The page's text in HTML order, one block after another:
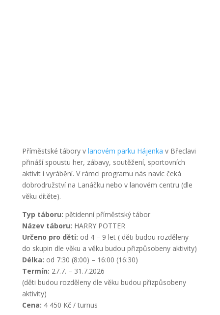
Příměstské tábory v lanovém parku Hájenka v Břeclavi
přináší spoustu her, zábavy, soutěžení, sportovních
aktivit i vyrábění. V rámci programu nás navíc čeká
dobrodružství na Lanáčku nebo v lanovém centru (dle
věku dítěte).
Typ táboru: pětidenní příměstský tábor
Název táboru: HARRY POTTER
Určeno pro děti: od 4 – 9 let ( děti budou rozděleny
do skupin dle věku a věku budou přizpůsobeny aktivity)
Délka: od 7:30 (8:00) – 16:00 (16:30)
Termín: 27.7. – 31.7.2026
(děti budou rozděleny dle věku budou přizpůsobeny
aktivity)
Cena: 4 450 Kč / turnus